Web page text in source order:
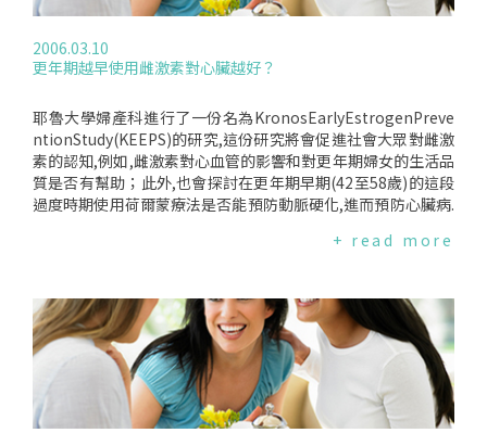
2006.03.10
更年期越早使用雌激素對心臟越好？
耶魯大學婦產科進行了一份名為KronosEarlyEstrogenPreve
ntionStudy(KEEPS)的研究,這份研究將會促進社會大眾對雌激
素的認知,例如,雌激素對心血管的影響和對更年期婦女的生活品
質是否有幫助；此外,也會探討在更年期早期(42至58歲)的這段
過度時期使用荷爾蒙療法是否能預防動脈硬化,進而預防心臟病.
的,"婦女健康計畫"在2002年就已停止,其研究團隊最初就表示
50至59歲間使用雌激素能為心臟帶來正面的影響.KEEPS的主要
研究員表示:越早使用雌激素,越有可能獲得正面的效益,如果太
晚使用,則會有負面影響.雌激素的作用在於預防動脈硬化的發
生,而不是治療已硬化的動脈,因此,在更年期好幾年以後再使用
雌激素是沒有用的；即將進入更年期的女性可以考慮使用雌激
素減緩熱潮紅等更年期症狀,而且不需擔心雌激素對心臟產生的
+ read more